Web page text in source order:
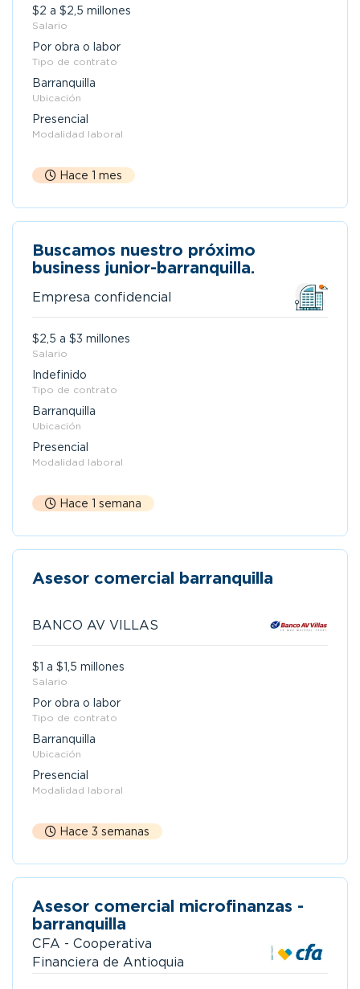
$2 a $2,5 millones
Salario
Por obra o labor
Tipo de contrato
Barranquilla
Ubicación
Presencial
Modalidad laboral
Hace 1 mes
Buscamos nuestro próximo
business junior-barranquilla.
Empresa confidencial
$2,5 a $3 millones
Salario
Indefinido
Tipo de contrato
Barranquilla
Ubicación
Presencial
Modalidad laboral
Hace 1 semana
Asesor comercial barranquilla
BANCO AV VILLAS
$1 a $1,5 millones
Salario
Por obra o labor
Tipo de contrato
Barranquilla
Ubicación
Presencial
Modalidad laboral
Hace 3 semanas
Asesor comercial microfinanzas -
barranquilla
CFA - Cooperativa
Financiera de Antioquia